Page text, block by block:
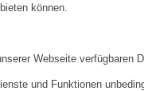
können.
Webseite verfügbaren
und Funktionen